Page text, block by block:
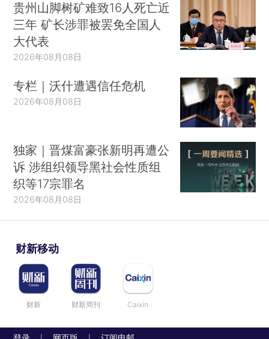
贵州山脚树矿难致16人死亡近
三年 矿长涉罪被罢免全国人
大代表
2026年08月08日
专栏｜沃什遭遇信任危机
2026年08月08日
独家｜晋煤富豪张新明再遭公
诉 涉组织领导黑社会性质组
织等17宗罪名
2026年08月08日
财新移动
财新 财新周刊 Caixin